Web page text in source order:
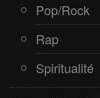
Pop/Rock
Rap
Spiritualité